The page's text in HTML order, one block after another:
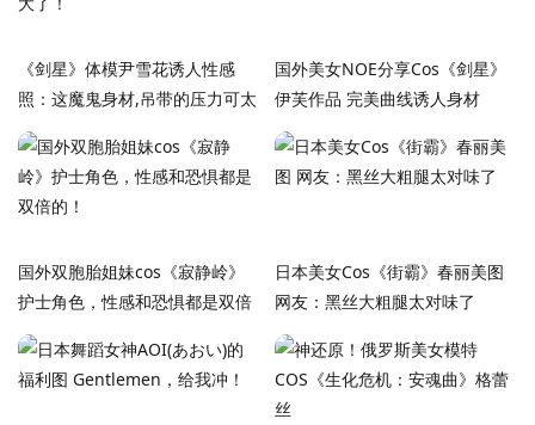
《剑星》体模尹雪花诱人性感
照：这魔鬼身材,吊带的压力可太
大了！
国外美女NOE分享Cos《剑星》
伊芙作品 完美曲线诱人身材
国外双胞胎姐妹cos《寂静岭》
护士角色，性感和恐惧都是双倍
的！
日本美女Cos《街霸》春丽美图
网友：黑丝大粗腿太对味了